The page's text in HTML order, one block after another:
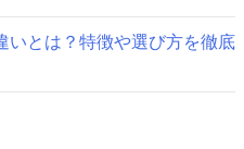
いとは？特徴や選び方を徹底